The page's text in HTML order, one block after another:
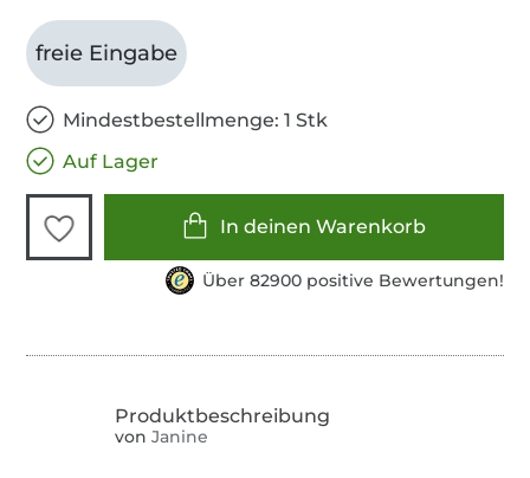
freie Eingabe
Mindestbestellmenge: 1 Stk
Auf Lager
In deinen Warenkorb
Über 82900 positive Bewertungen!
von Janine